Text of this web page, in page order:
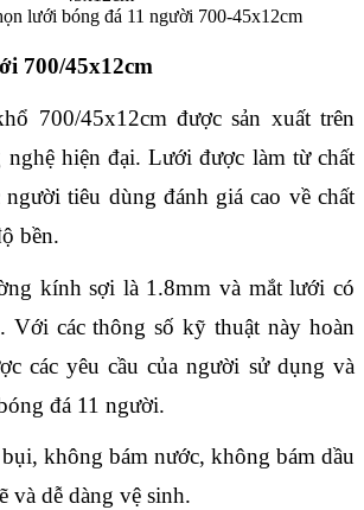
lưới bóng đá 11 người 700-45x12cm
700/45x12cm
700/45x12cm được sản xuất trên
nghệ hiện đại. Lưới được làm từ chất
tiêu dùng đánh giá cao về chất
bền.
kính sợi là 1.8mm và mắt lưới có
Với các thông số kỹ thuật này hoàn
các yêu cầu của người sử dụng và
đá 11 người.
không bám nước, không bám dầu
và dễ dàng vệ sinh.